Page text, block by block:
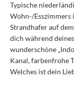
Typische
Wohn-/Esszimmers
Strandhafer auf
dich während
wunderschöne
Kanal, farbenfrohe
Welches ist dein